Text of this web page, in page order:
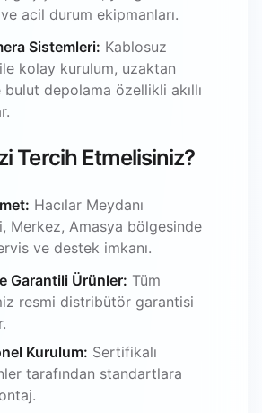
acil durum ekipmanları.
Sistemleri: Kablosuz
kolay kurulum, uzaktan
bulut depolama özellikli akıllı
Tercih Etmelisiniz?
Hacılar Meydanı
Merkez, Amasya bölgesinde
ve destek imkanı.
Garantili Ürünler: Tüm
resmi distribütör garantisi
Kurulum: Sertifikalı
tarafından standartlara